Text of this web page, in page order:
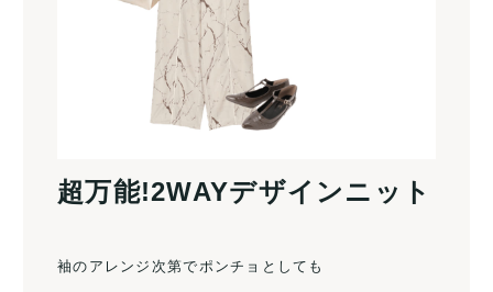
超万能!2WAYデザインニット
袖のアレンジ次第でポンチョとしても